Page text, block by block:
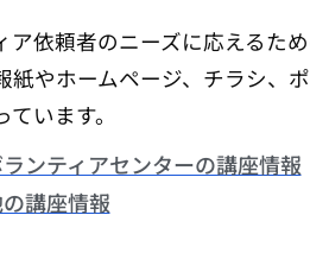
ア依頼者のニーズに応えるた
紙やホームページ、チラシ、
います。
ンティアセンターの講座情報
講座情報